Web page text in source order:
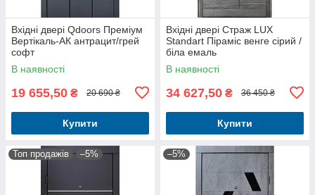
Вхідні двері Qdoors Преміум
Вертікаль-АК антрацит/грей
софт
В наявності
19 655,50 ₴ 20 690 ₴
Купити
Вхідні двері Страж LUX
Standart Піраміс венге сірий /
біла емаль
В наявності
34 627,50 ₴ 36 450 ₴
Купити
Топ продажів –5% –5%